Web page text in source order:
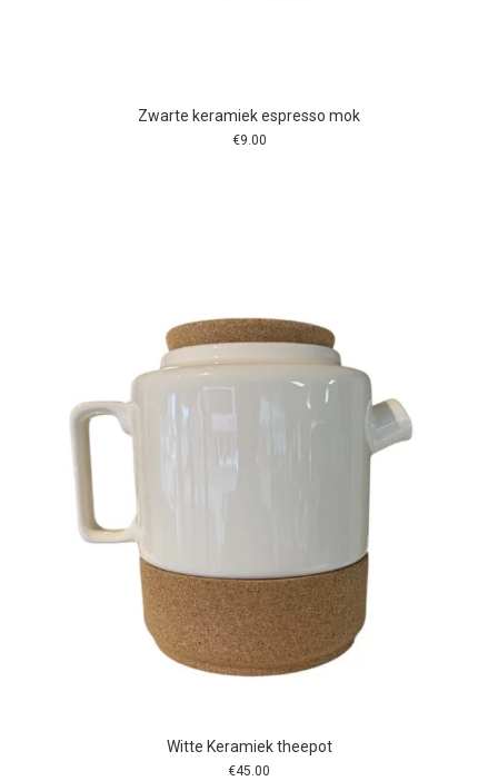
Zwarte keramiek espresso mok
€9.00
Witte Keramiek theepot
€45.00